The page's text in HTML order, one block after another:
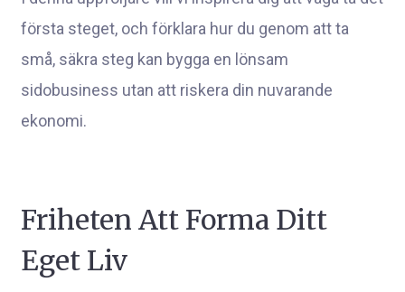
första steget, och förklara hur du genom att ta
små, säkra steg kan bygga en lönsam
sidobusiness utan att riskera din nuvarande
ekonomi.
Friheten Att Forma Ditt
Eget Liv